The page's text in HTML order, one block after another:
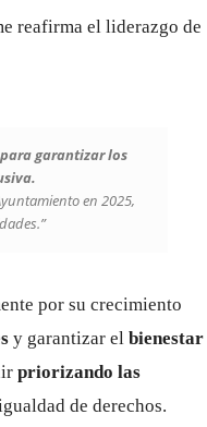
reafirma el liderazgo de
garantizar los
en 2025,
por su crecimiento
y garantizar el bienestar
priorizando las
de derechos.